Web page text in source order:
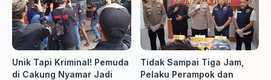
Perlombaan
Unik Tapi Kriminal! Pemuda
di Cakung Nyamar Jadi
Tidak Sampai Tiga Jam,
Pelaku Perampok dan